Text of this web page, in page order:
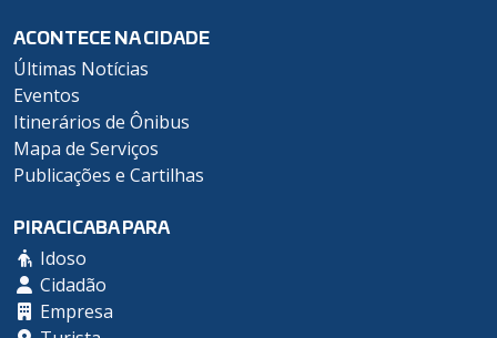
ACONTECE NA CIDADE
Últimas Notícias
Eventos
Itinerários de Ônibus
Mapa de Serviços
Publicações e Cartilhas
PIRACICABA PARA
Idoso
Cidadão
Empresa